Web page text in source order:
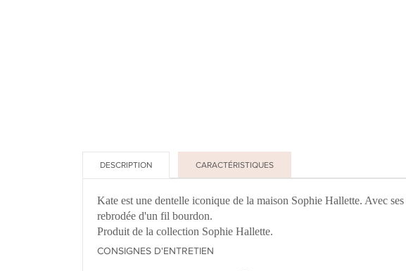
DESCRIPTION CARACTÉRISTIQUES
Kate est une dentelle iconique de la maison Sophie Hallette. Avec
rebrodée d'un fil bourdon.
Produit de la collection Sophie Hallette.
CONSIGNES D'ENTRETIEN